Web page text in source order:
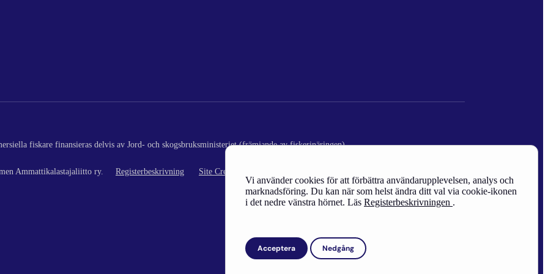
Vi använder cookies för att förbättra användarupplevelsen, analys och
marknadsföring. Du kan när som helst ändra ditt val via cookie-ikonen
i det nedre vänstra hörnet. Läs Registerbeskrivningen .
Acceptera Nedgång
fiskare finansieras delvis av Jord- och skogsbruksministeriet (främjande av fiskerinäringen)
Ammattikalastajaliitto ry. Registerbeskrivning Site Credits